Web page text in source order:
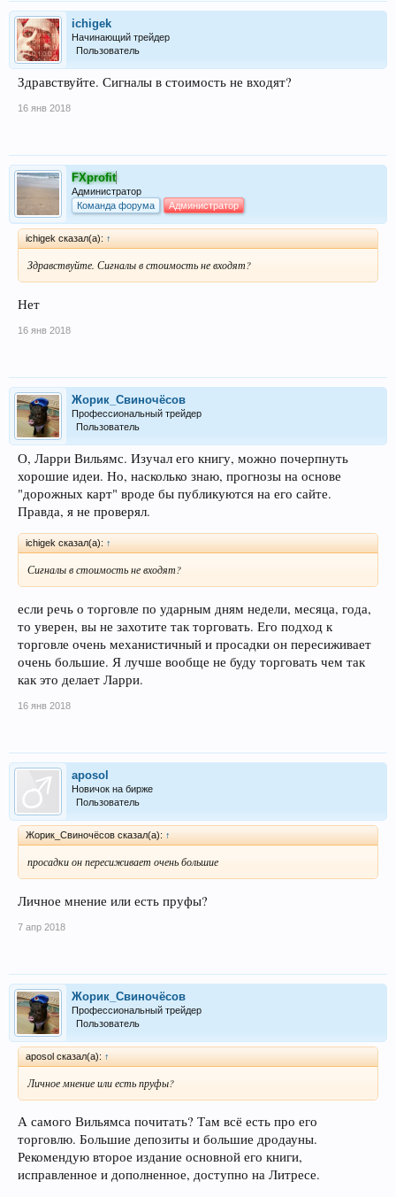
ichigek
Начинающий трейдер
Пользователь
Здравствуйте. Сигналы в стоимость не входят?
16 янв 2018
FXprofit
Администратор
Команда форума
Администратор
ichigek сказал(а): ↑
Здравствуйте. Сигналы в стоимость не входят?
Нет
16 янв 2018
Жорик_Свиночёсов
Профессиональный трейдер
Пользователь
О, Ларри Вильямс. Изучал его книгу, можно почерпнуть
хорошие идеи. Но, насколько знаю, прогнозы на основе
"дорожных карт" вроде бы публикуются на его сайте.
Правда, я не проверял.
ichigek сказал(а): ↑
Сигналы в стоимость не входят?
если речь о торговле по ударным дням недели, месяца, года,
то уверен, вы не захотите так торговать. Его подход к
торговле очень механистичный и просадки он пересиживает
очень большие. Я лучше вообще не буду торговать чем так
как это делает Ларри.
16 янв 2018
aposol
Новичок на бирже
Пользователь
Жорик_Свиночёсов сказал(а): ↑
просадки он пересиживает очень большие
Личное мнение или есть пруфы?
7 апр 2018
Жорик_Свиночёсов
Профессиональный трейдер
Пользователь
aposol сказал(а): ↑
Личное мнение или есть пруфы?
А самого Вильямса почитать? Там всё есть про его
торговлю. Большие депозиты и большие дродауны.
Рекомендую второе издание основной его книги,
исправленное и дополненное, доступно на Литресе.